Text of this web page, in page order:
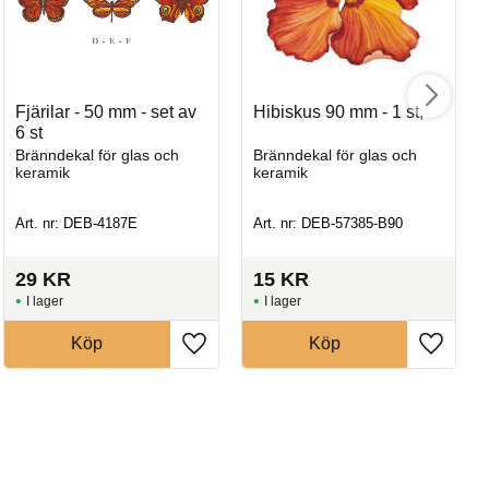
Fjärilar - 50 mm - set av
6 st
Bränndekal för glas och
keramik
Art. nr: DEB-4187E
29 KR
I lager
Köp
Hibiskus 90 mm - 1 st,
Bränndekal för glas och
keramik
Art. nr: DEB-57385-B90
15 KR
I lager
Köp